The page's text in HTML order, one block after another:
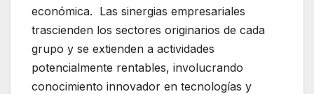
económica. Las sinergias empresariales
trascienden los sectores originarios de cada
grupo y se extienden a actividades
potencialmente rentables, involucrando
conocimiento innovador en tecnologías y